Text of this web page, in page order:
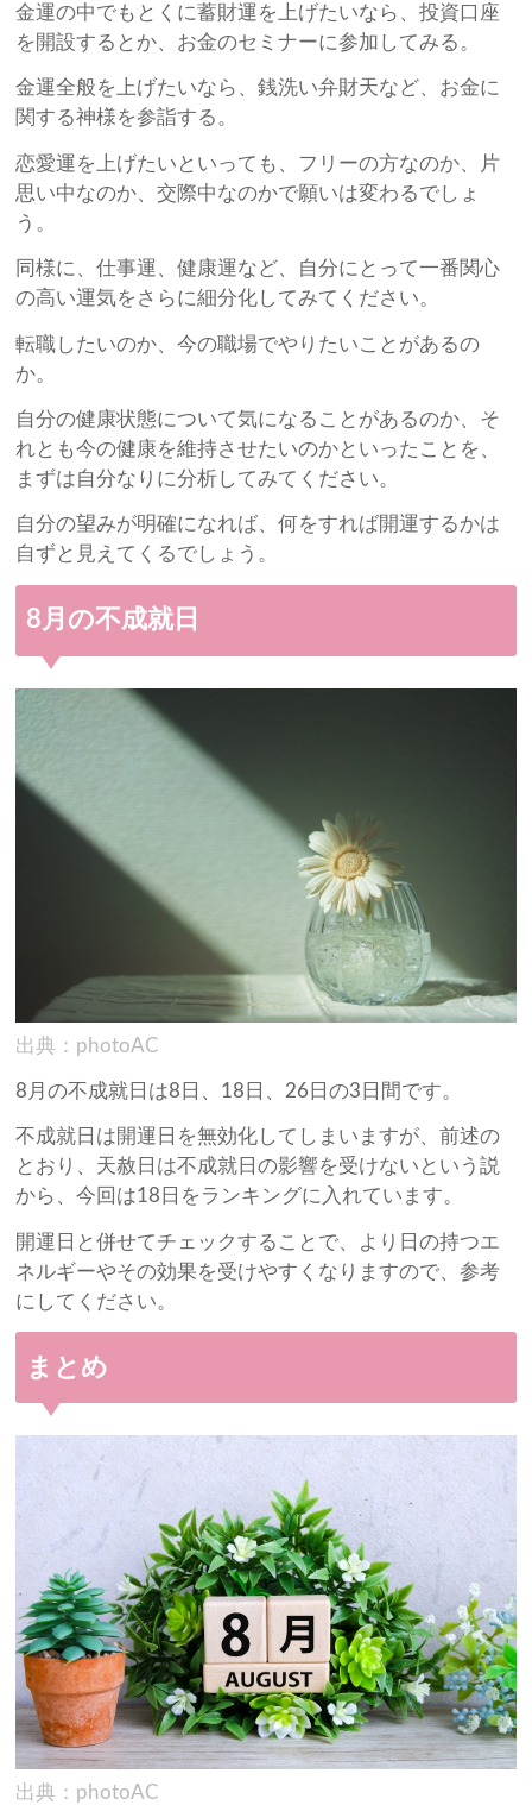
金運の中でもとくに蓄財運を上げたいなら、投資口座
を開設するとか、お金のセミナーに参加してみる。
金運全般を上げたいなら、銭洗い弁財天など、お金に
関する神様を参詣する。
恋愛運を上げたいといっても、フリーの方なのか、片
思い中なのか、交際中なのかで願いは変わるでしょ
う。
同様に、仕事運、健康運など、自分にとって一番関心
の高い運気をさらに細分化してみてください。
転職したいのか、今の職場でやりたいことがあるの
か。
自分の健康状態について気になることがあるのか、そ
れとも今の健康を維持させたいのかといったことを、
まずは自分なりに分析してみてください。
自分の望みが明確になれば、何をすれば開運するかは
自ずと見えてくるでしょう。
8月の不成就日
出典：photoAC
8月の不成就日は8日、18日、26日の3日間です。
不成就日は開運日を無効化してしまいますが、前述の
とおり、天赦日は不成就日の影響を受けないという説
から、今回は18日をランキングに入れています。
開運日と併せてチェックすることで、より日の持つエ
ネルギーやその効果を受けやすくなりますので、参考
にしてください。
まとめ
出典：photoAC